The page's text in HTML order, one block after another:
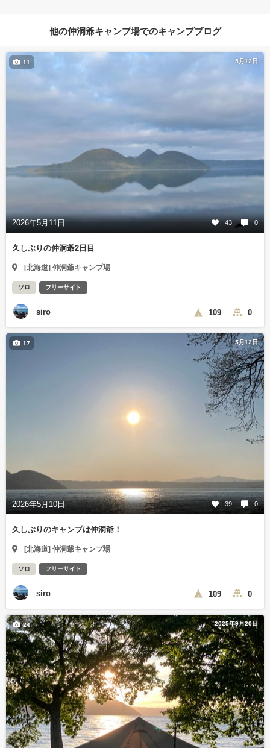
他の仲洞爺キャンプ場でのキャンプブログ
5月12日
2026年5月11日 43 0
11
久しぶりの仲洞爺2日目
[北海道] 仲洞爺キャンプ場
ソロ フリーサイト
siro 109 0
5月12日
2026年5月10日 39 0
17
久しぶりのキャンプは仲洞爺！
[北海道] 仲洞爺キャンプ場
ソロ フリーサイト
siro 109 0
2025年9月20日
24